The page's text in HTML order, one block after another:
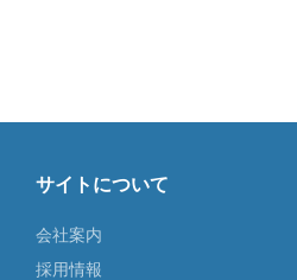
サイトについて
会社案内
採用情報